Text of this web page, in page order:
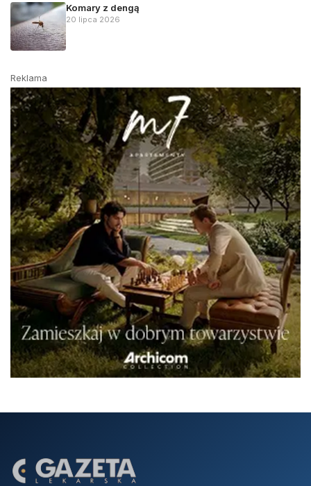
Komary z dengą
20 lipca 2026
Reklama